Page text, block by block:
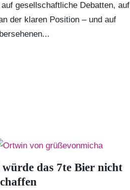
gesellschaftliche Debatten, auf
der klaren Position – und auf
das 7te Bier nicht